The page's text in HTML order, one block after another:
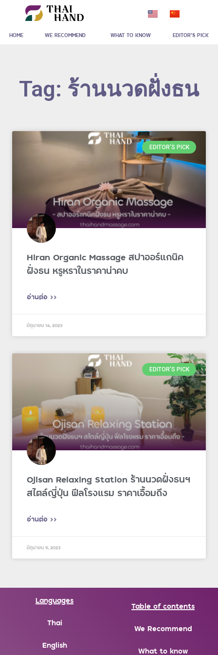
content
HOME WE RECOMMEND WHAT TO KNOW EDITOR'S PICK
Tag: ร้านนวดฝั่งธน
EDITOR'S PICK
Hiran Organic Massage สปาออร์แกนิค
ฝั่งธน หรูหราในราคาน่าคบ
อ่านต่อ >>
มิถุนายน 16, 2023
EDITOR'S PICK
Ojisan Relaxing Station ร้านนวดฝั่งธนฯ
สไตล์ญี่ปุ่น ฟีลโรงแรม ราคาเอื้อมถึง
อ่านต่อ >>
มิถุนายน 9, 2023
Languages
Thai
English
Table of contents
We Recommend
What to know